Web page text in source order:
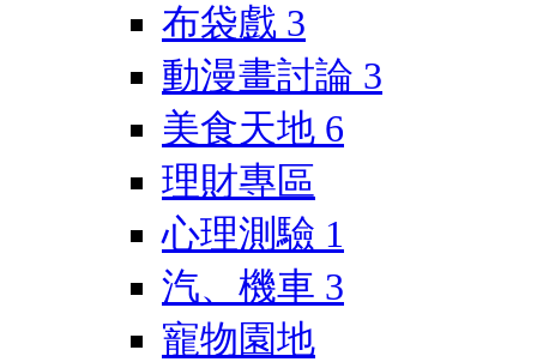
布袋戲 3
動漫畫討論 3
美食天地 6
理財專區
心理測驗 1
汽、機車 3
寵物園地